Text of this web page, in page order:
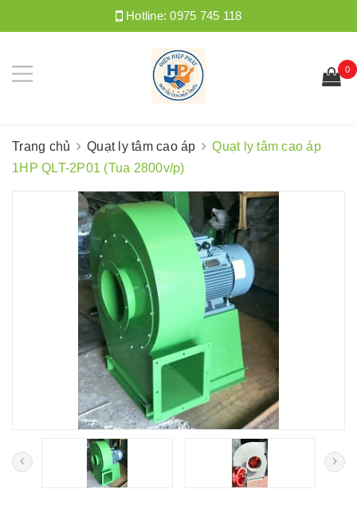
Hotline:0975 745 118
0
Trang chủ Quạt ly tâm cao áp
Quạt ly tâm cao áp
1HP QLT-2P01 (Tua 2800v/p)